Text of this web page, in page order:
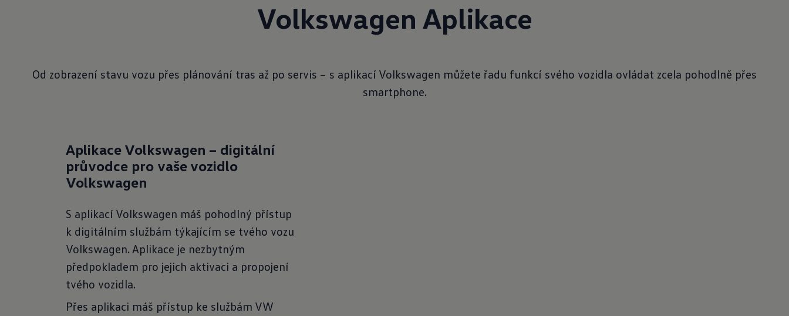
Volkswagen Aplikace
Od zobrazení stavu vozu přes plánování tras až po servis – s aplikací Volkswagen můžete řadu funkcí svého vozidla ovládat zcela pohodlně přes
smartphone.
Aplikace Volkswagen – digitální
průvodce pro vaše vozidlo
Volkswagen
S aplikací Volkswagen máš pohodlný přístup
k digitálním službám týkajícím se tvého vozu
Volkswagen. Aplikace je nezbytným
předpokladem pro jejich aktivaci a propojení
tvého vozidla.
Přes aplikaci máš přístup ke službám VW